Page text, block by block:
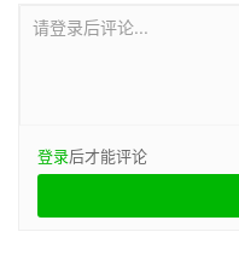
请登录后评论...
登录后才能评论